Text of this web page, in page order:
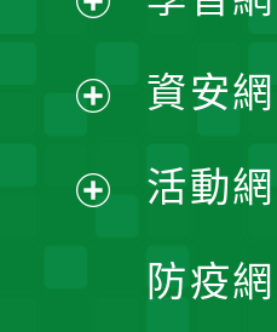
單
開
選
單
開
選
開
資安
活動
防疫